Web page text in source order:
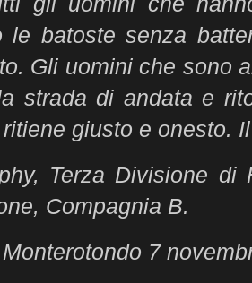
le batoste senza
Gli uomini che sono
strada di andata e
giusto e onesto.
Terza Divisione di
Compagnia B.
7